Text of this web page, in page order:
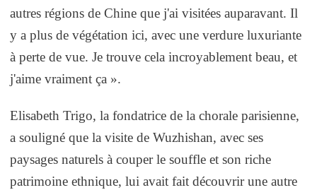
autres régions de Chine que j'ai visitées auparavant. Il
y a plus de végétation ici, avec une verdure luxuriante
à perte de vue. Je trouve cela incroyablement beau, et
j'aime vraiment ça ».
Elisabeth Trigo, la fondatrice de la chorale parisienne,
a souligné que la visite de Wuzhishan, avec ses
paysages naturels à couper le souffle et son riche
patrimoine ethnique, lui avait fait découvrir une autre